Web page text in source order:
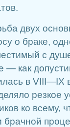
двух
о браке,
с
— как
в VIII—IX
резкое
ко всему,
брачной